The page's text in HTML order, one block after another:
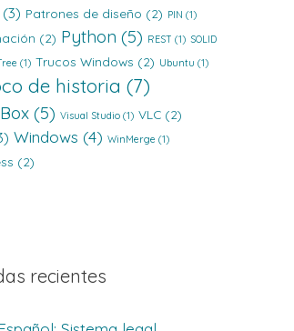
(3) Patrones de diseño (2) PIN (1)
(2) Python (5) REST (1) SOLID
(1) Trucos Windows (2) Ubuntu (1)
de historia (7)
(5) Visual Studio(1) VLC(2)
Windows (4) WinMerge (1)
(2)
recientes